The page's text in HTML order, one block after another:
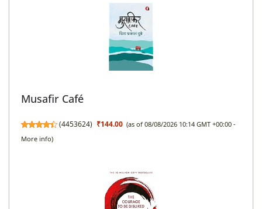
Musafir Café
(4453624) ₹144.00 (as of 08/08/2026 10:14 GMT +00:00 -
More info)